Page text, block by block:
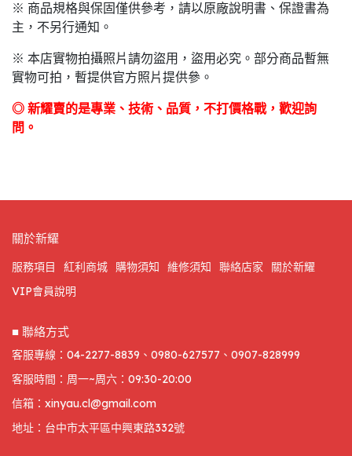
※ 商品規格與保固僅供參考，請以原廠說明書、保證書為
主，不另行通知。
※ 本店實物拍攝照片請勿盜用，盜用必究。部分商品暫無
實物可拍，暫提供官方照片提供參。
◎ 新耀賣的是專業、技術、品質，不打價格戰，歡迎詢
問。
關於新耀
服務項目 紅利商城 購物須知 維修須知 聯絡店家
關於新耀
VIP會員說明
■ 聯絡方式
客服專線：04-2277-8839、0980-627577、0907-828999
客服時間：周一~周六：09:30-20:00
信箱：xinyau.cl@gmail.com
地址：台中市太平區中興東路332號